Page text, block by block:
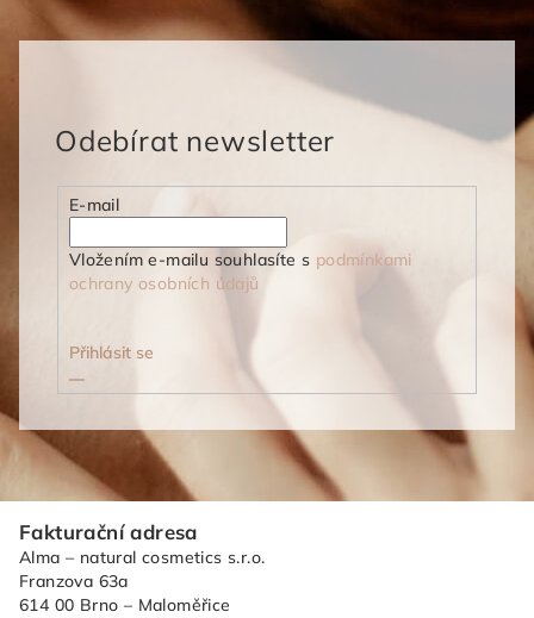
Odebírat newsletter
E-mail
Vložením e-mailu souhlasíte s podmínkami
ochrany osobních údajů
Přihlásit se
Fakturační adresa
Alma – natural cosmetics s.r.o.
Franzova 63a
614 00 Brno – Maloměřice